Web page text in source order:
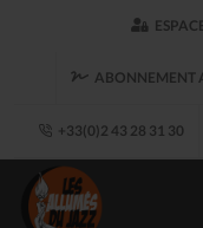
ABONNEMENT
+33(0)2 43 28 31 30